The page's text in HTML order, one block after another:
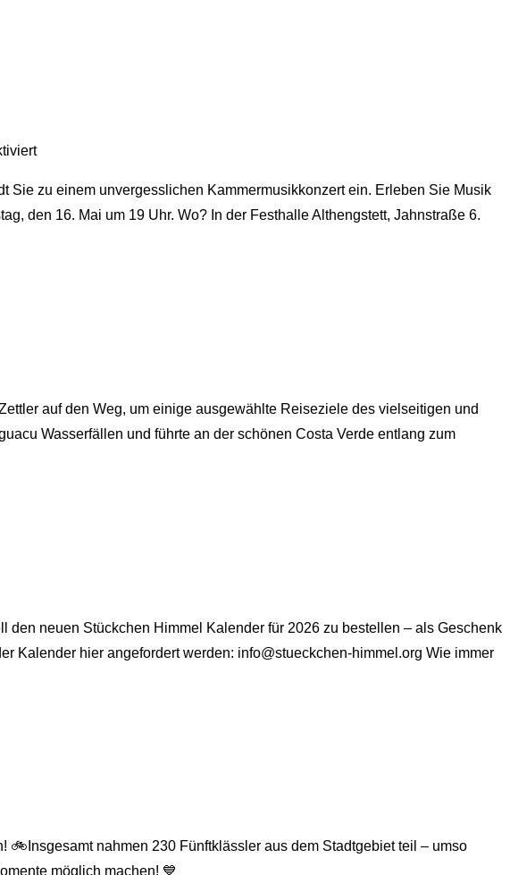
zu einem unvergesslichen Kammermusikkonzert ein. Erleben Sie Musik
den 16. Mai um 19 Uhr. Wo? In der Festhalle Althengstett, Jahnstraße 6.
auf den Weg, um einige ausgewählte Reiseziele des vielseitigen und
Wasserfällen und führte an der schönen Costa Verde entlang zum
neuen Stückchen Himmel Kalender für 2026 zu bestellen – als Geschenk
Kalender hier angefordert werden: info@stueckchen-himmel.org Wie immer
nahmen 230 Fünftklässler aus dem Stadtgebiet teil – umso
möglich machen! 💙